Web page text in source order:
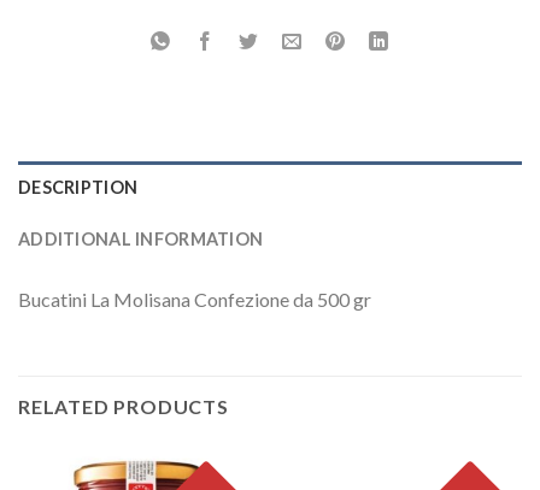
DESCRIPTION
ADDITIONAL INFORMATION
Bucatini La Molisana Confezione da 500 gr
RELATED PRODUCTS